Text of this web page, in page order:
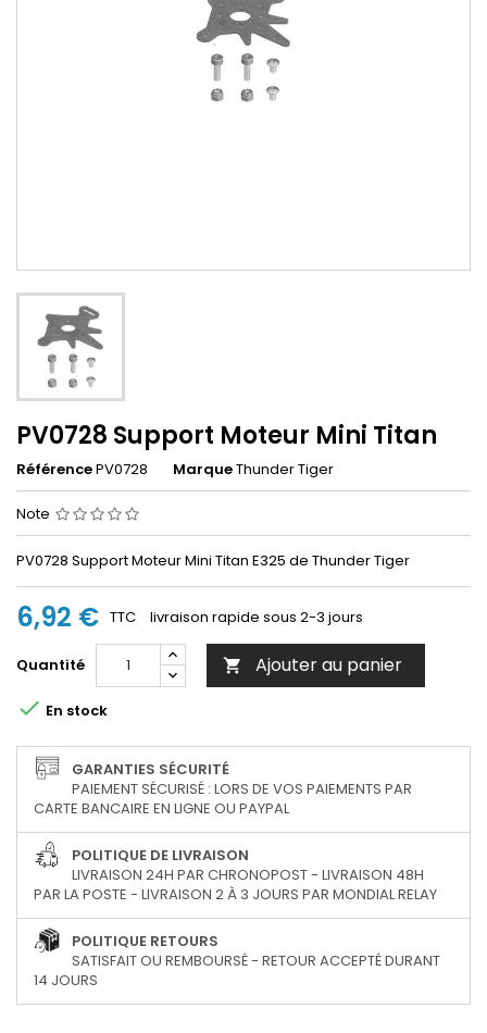
PV0728 Support Moteur Mini Titan
RéférencePV0728 MarqueThunder Tiger
Note
PV0728 Support Moteur Mini Titan E325 de Thunder Tiger
6,92 € TTC livraison rapide sous 2-3 jours
Quantité  Ajouter au panier
 En stock
GARANTIES SÉCURITÉ
PAIEMENT SÉCURISÉ : LORS DE VOS PAIEMENTS PAR
CARTE BANCAIRE EN LIGNE OU PAYPAL
POLITIQUE DE LIVRAISON
LIVRAISON 24H PAR CHRONOPOST - LIVRAISON 48H
PAR LA POSTE - LIVRAISON 2 À 3 JOURS PAR MONDIAL RELAY
POLITIQUE RETOURS
SATISFAIT OU REMBOURSÉ - RETOUR ACCEPTÉ DURANT
14 JOURS